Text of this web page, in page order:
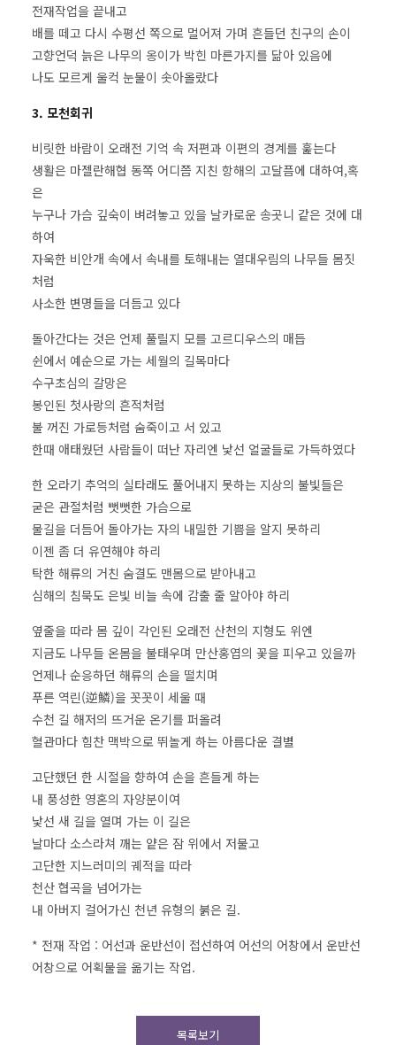
전재작업을 끝내고
배를 떼고 다시 수평선 쪽으로 멀어져 가며 흔들던 친구의 손이
고향언덕 늙은 나무의 옹이가 박힌 마른가지를 닮아 있음에
나도 모르게 울컥 눈물이 솟아올랐다
3. 모천회귀
비릿한 바람이 오래전 기억 속 저편과 이편의 경계를 훑는다
생활은 마젤란해협 동쪽 어디쯤 지친 항해의 고달픔에 대하여,혹
은
누구나 가슴 깊숙이 벼려놓고 있을 날카로운 송곳니 같은 것에 대
하여
자욱한 비안개 속에서 속내를 토해내는 열대우림의 나무들 몸짓
처럼
사소한 변명들을 더듬고 있다
돌아간다는 것은 언제 풀릴지 모를 고르디우스의 매듭
쉰에서 예순으로 가는 세월의 길목마다
수구초심의 갈망은
봉인된 첫사랑의 흔적처럼
불 꺼진 가로등처럼 숨죽이고 서 있고
한때 애태웠던 사람들이 떠난 자리엔 낯선 얼굴들로 가득하였다
한 오라기 추억의 실타래도 풀어내지 못하는 지상의 불빛들은
굳은 관절처럼 뻣뻣한 가슴으로
물길을 더듬어 돌아가는 자의 내밀한 기쁨을 알지 못하리
이젠 좀 더 유연해야 하리
탁한 해류의 거친 숨결도 맨몸으로 받아내고
심해의 침묵도 은빛 비늘 속에 감출 줄 알아야 하리
옆줄을 따라 몸 깊이 각인된 오래전 산천의 지형도 위엔
지금도 나무들 온몸을 불태우며 만산홍엽의 꽃을 피우고 있을까
언제나 순응하던 해류의 손을 떨치며
푸른 역린(逆鱗)을 꼿꼿이 세울 때
수천 길 해저의 뜨거운 온기를 퍼올려
혈관마다 힘찬 맥박으로 뛰놀게 하는 아름다운 결별
고단했던 한 시절을 향하여 손을 흔들게 하는
내 풍성한 영혼의 자양분이여
낯선 새 길을 열며 가는 이 길은
날마다 소스라쳐 깨는 얕은 잠 위에서 저물고
고단한 지느러미의 궤적을 따라
천산 협곡을 넘어가는
내 아버지 걸어가신 천년 유형의 붉은 길.
* 전재 작업 : 어선과 운반선이 접선하여 어선의 어창에서 운반선
어창으로 어획물을 옮기는 작업.
목록보기